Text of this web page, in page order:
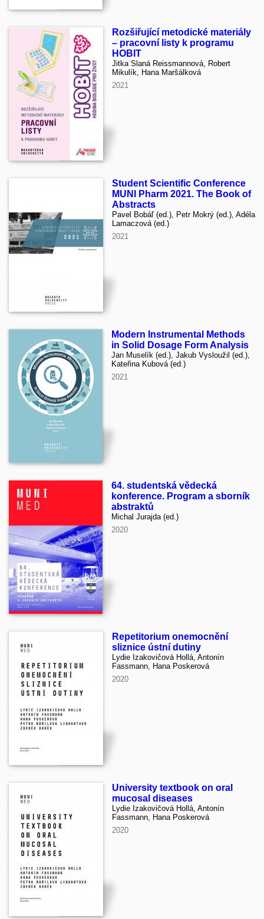
Rozšiřující metodické materiály
– pracovní listy k programu
HOBIT
Jitka Slaná Reissmannová, Robert
Mikulík, Hana Maršálková
2021
Student Scientific Conference
MUNI Pharm 2021. The Book of
Abstracts
Pavel Bobáľ (ed.), Petr Mokrý (ed.), Adéla
Lamaczová (ed.)
2021
Modern Instrumental Methods
in Solid Dosage Form Analysis
Jan Muselík (ed.), Jakub Vysloužil (ed.),
Kateřina Kubová (ed.)
2021
64. studentská vědecká
konference. Program a sborník
abstraktů
Michal Jurajda (ed.)
2020
Repetitorium onemocnění
sliznice ústní dutiny
Lydie Izakovičová Hollá, Antonín
Fassmann, Hana Poskerová
2020
University textbook on oral
mucosal diseases
Lydie Izakovičová Hollá, Antonín
Fassmann, Hana Poskerová
2020